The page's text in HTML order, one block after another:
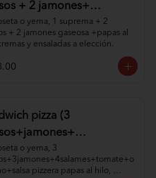
+ 2 jamones+
+papas al hilo,
y ensaladas )
o yema, 1 suprema + 2
+ 2 jamones gaseosa +papas al
y ensaladas a elección.
pizza (3
pizzera papas al hilo,
o yema, 3
pizzera papas al hilo,